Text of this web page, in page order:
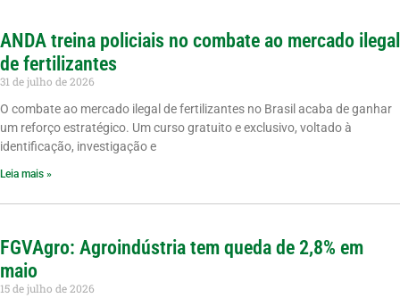
ANDA treina policiais no combate ao mercado ilegal
de fertilizantes
31 de julho de 2026
O combate ao mercado ilegal de fertilizantes no Brasil acaba de ganhar
um reforço estratégico. Um curso gratuito e exclusivo, voltado à
identificação, investigação e
Leia mais »
FGVAgro: Agroindústria tem queda de 2,8% em
maio
15 de julho de 2026